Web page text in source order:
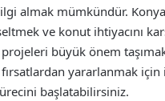
almak mümkündür.
ve konut ihtiyacını
projeleri büyük önem
yararlanmak
başlatabilirsiniz.